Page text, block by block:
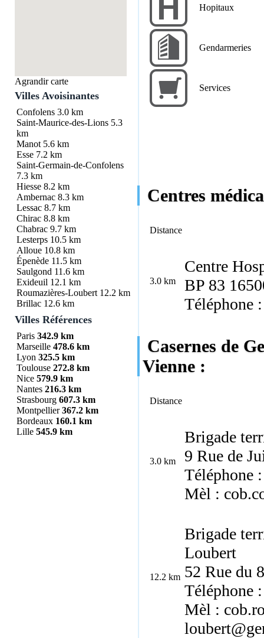
Agrandir carte
Villes Avoisinantes
Confolens3.0 km
Saint-Maurice-des-Lions5.3
km
Manot5.6 km
Esse7.2 km
Saint-Germain-de-Confolens
7.3 km
Hiesse8.2 km
Ambernac8.3 km
Lessac8.7 km
Chirac8.8 km
Chabrac9.7 km
Lesterps10.5 km
Alloue10.8 km
Épenède11.5 km
Saulgond 11.6 km
Exideuil 12.1 km
Roumazières-Loubert12.2 km
Brillac12.6 km
Villes Références
Paris 342.9 km
Marseille 478.6 km
Lyon 325.5 km
Toulouse 272.8 km
Nice 579.9 km
Nantes 216.3 km
Strasbourg 607.3 km
Montpellier 367.2 km
Bordeaux 160.1 km
Lille 545.9 km
Hopitaux
Gendarmeries
Services
Centres
Distance
3.0 km
Centre
BP 83
Téléphone
Casernes de
Vienne :
Distance
3.0 km
Brigade
9 Rue de
Téléphone
Mèl :
12.2 km
Brigade
Loubert
52 Rue du
Téléphone
Mèl :